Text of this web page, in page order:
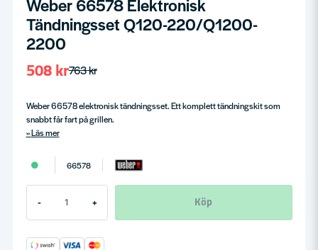
Weber 66578 Elektronisk
Tändningsset Q120-220/Q1200-
2200
763 kr
508 kr
Weber 66578 elektronisk tändningsset. Ett komplett tändningskit som
snabbt får fart på grillen.
Läs mer
66578
- + Köp